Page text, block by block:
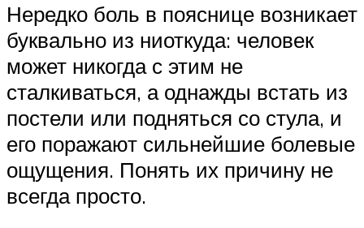
Нередко боль в пояснице возникает
буквально из ниоткуда: человек
может никогда с этим не
сталкиваться, а однажды встать из
постели или подняться со стула, и
его поражают сильнейшие болевые
ощущения. Понять их причину не
всегда просто.